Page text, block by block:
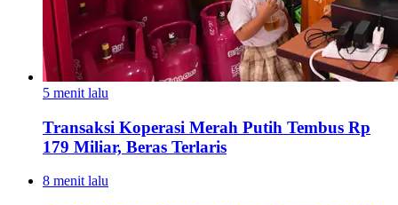
5 menit lalu
Transaksi Koperasi Merah Putih Tembus Rp
179 Miliar, Beras Terlaris
8 menit lalu